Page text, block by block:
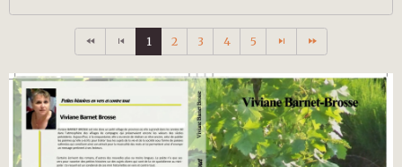
1 2 3 4 5